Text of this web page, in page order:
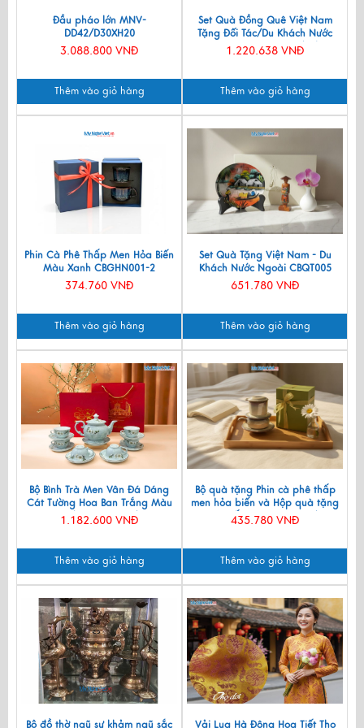
Đầu pháo lớn MNV-
DD42/D30XH20
3.088.800 VNĐ
Thêm vào giỏ hàng
Set Quà Đồng Quê Việt Nam
Tặng Đối Tác/Du Khách Nước
Ngoài - Đĩa Sơn Mài/ Hộp
Namecard & Đế Lót Ly Sơn Mài
1.220.638 VNĐ
Thêm vào giỏ hàng
Phin Cà Phê Thấp Men Hỏa Biến
Màu Xanh CBGHN001-2
374.760 VNĐ
Thêm vào giỏ hàng
Set Quà Tặng Việt Nam - Du
Khách Nước Ngoài CBQT005
651.780 VNĐ
Thêm vào giỏ hàng
Bộ Bình Trà Men Vân Đá Dáng
Cát Tường Hoa Ban Trắng Màu
Xanh Lam VBT12/8
1.182.600 VNĐ
Thêm vào giỏ hàng
Bộ quà tặng Phin cà phê thấp
men hỏa biến và Hộp quà tặng
cao cấp MNV-CFVH03/2
435.780 VNĐ
Thêm vào giỏ hàng
Bộ đồ thờ ngũ sự khảm ngũ sắc
Vải Lụa Hà Đông Họa Tiết Thọ